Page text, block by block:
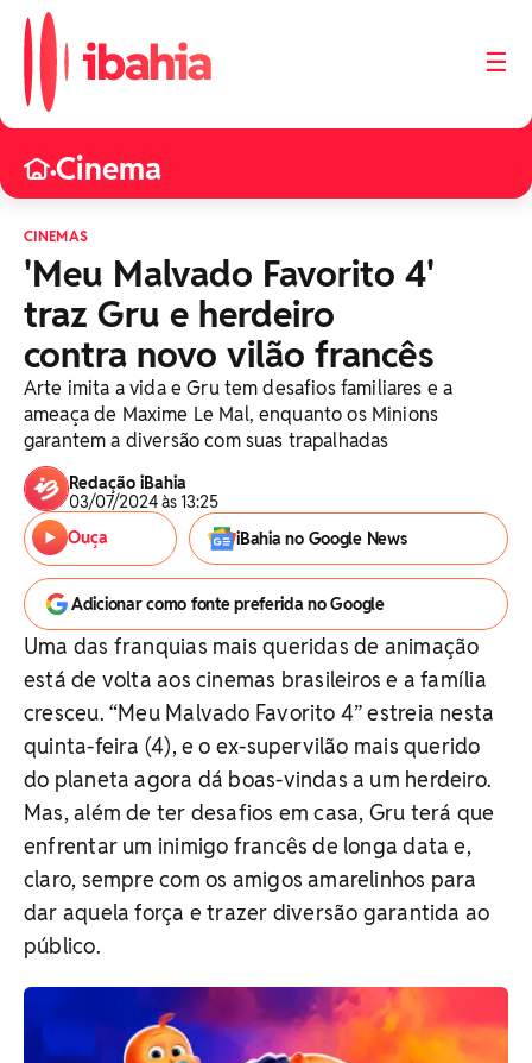
☰
•Cinema
CINEMAS
'Meu Malvado Favorito 4'
traz Gru e herdeiro
contra novo vilão francês
Arte imita a vida e Gru tem desafios familiares e a
ameaça de Maxime Le Mal, enquanto os Minions
garantem a diversão com suas trapalhadas
Redação iBahia
03/07/2024 às 13:25
Ouça
iBahia no Google News
Adicionar como fonte preferida no Google
Uma das franquias mais queridas de animação
está de volta aos cinemas brasileiros e a família
cresceu. “Meu Malvado Favorito 4” estreia nesta
quinta-feira (4), e o ex-supervilão mais querido
do planeta agora dá boas-vindas a um herdeiro.
Mas, além de ter desafios em casa, Gru terá que
enfrentar um inimigo francês de longa data e,
claro, sempre com os amigos amarelinhos para
dar aquela força e trazer diversão garantida ao
público.